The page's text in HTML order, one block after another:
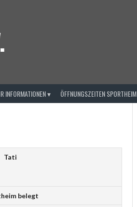
INFORMATIONEN ▾ ÖFFNUNGSZEITEN SPORTHEIM
Tati
belegt